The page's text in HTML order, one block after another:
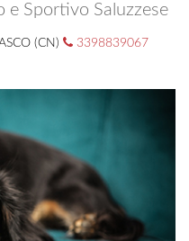
Sportivo Saluzzese
(CN) 3398839067